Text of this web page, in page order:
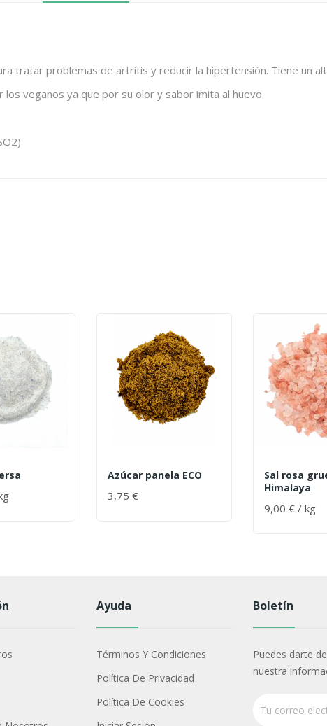
tratar problemas de artritis y reducir la hipertensión. Tiene un
los veganos ya que por su olor y sabor imita al huevo.
Azúcar panela ECO
3,75 €
Sal rosa
Himalaya
9,00 € / kg
Ayuda
Términos Y Condiciones
Política De Privacidad
Política De Cookies
Boletín
Puedes darte
nuestra